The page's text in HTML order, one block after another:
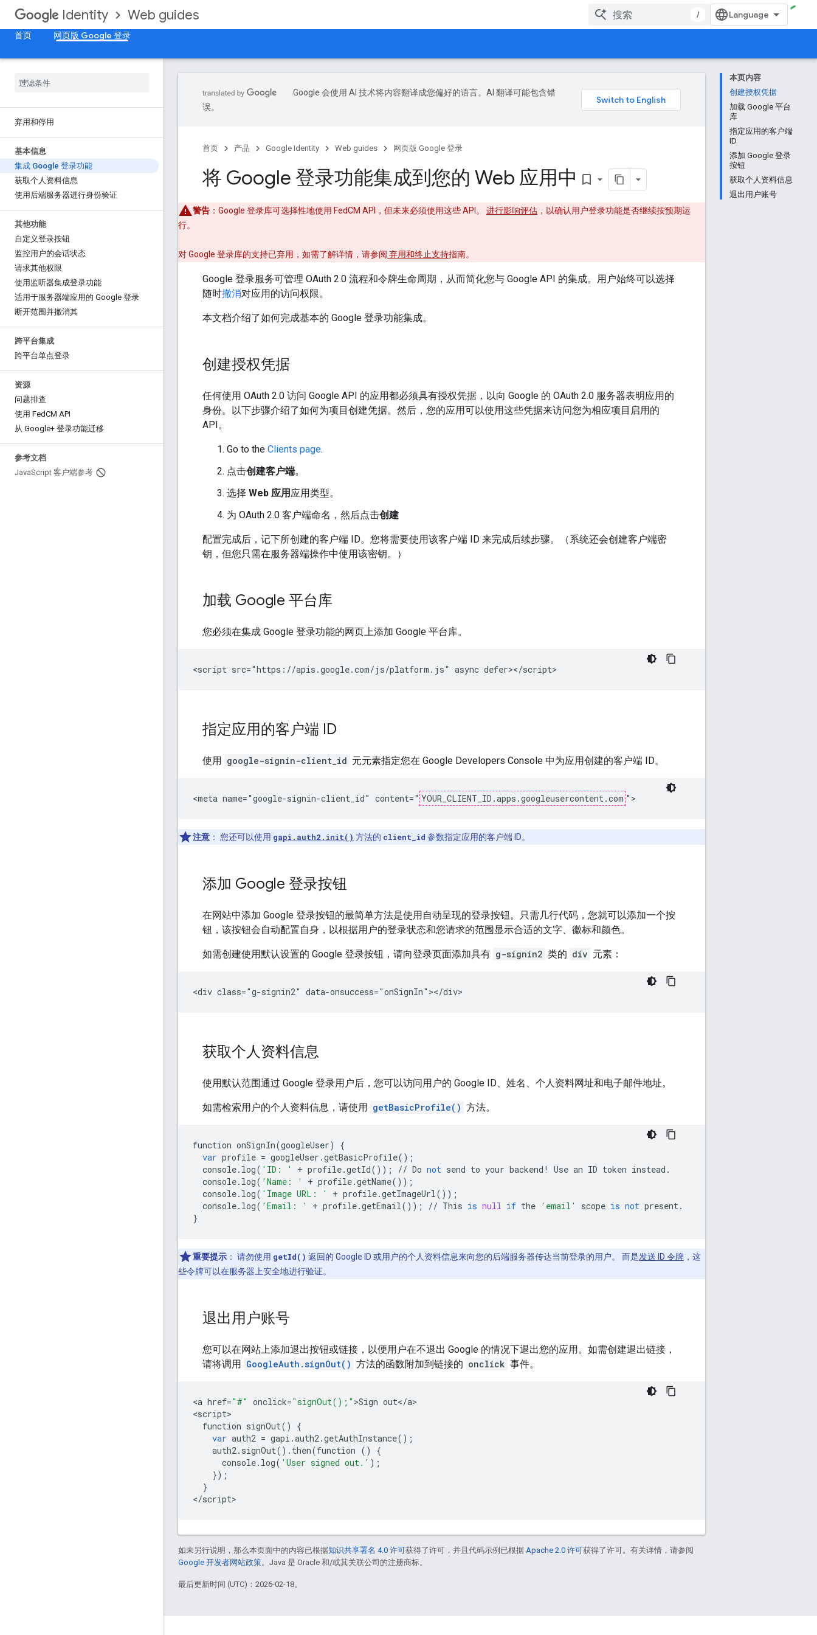
Identity Web guides
/
首页
网页版 Google 登录
弃用和停用
基本信息
集成 Google 登录功能
获取个人资料信息
使用后端服务器进行身份验证
其他功能
自定义登录按钮
监控用户的会话状态
请求其他权限
使用监听器集成登录功能
适用于服务器端应用的 Google 登录
断开范围并撤消其
跨平台集成
跨平台单点登录
资源
问题排查
使用 FedCM API
从 Google+ 登录功能迁移
参考文档
JavaScript 客户端参考
本页内容
创建授权凭据
加载 Google 平台
库
指定应用的客户端
ID
添加 Google 登录
按钮
获取个人资料信息
退出用户账号
Google 会使用 AI 技术将内容翻译成您偏好的语言。AI 翻译可能包含错
误。
首页 产品 Google Identity Web guides 网页版 Google 登录
将 Google 登录功能集成到您的 Web 应用中 bookmark_border
警告 ：Google 登录库可选择性地使用 FedCM API，但未来必须使用这些 API。 进行影响评估 ，以确认用户登录功能是否继续按预期运
行。
对 Google 登录库的支持已弃用，如需了解详情，请参阅 弃用和终止支持指南。
Google 登录服务可管理 OAuth 2.0 流程和令牌生命周期，从而简化您与 Google API 的集成。用户始终可以选择
随时撤消对应用的访问权限。
本文档介绍了如何完成基本的 Google 登录功能集成。
创建授权凭据
任何使用 OAuth 2.0 访问 Google API 的应用都必须具有授权凭据，以向 Google 的 OAuth 2.0 服务器表明应用的
身份。以下步骤介绍了如何为项目创建凭据。然后，您的应用可以使用这些凭据来访问您为相应项目启用的
API。
Go to the Clients page.
点击创建客户端。
选择 Web 应用 应用类型。
为 OAuth 2.0 客户端命名，然后点击创建
配置完成后，记下所创建的客户端 ID。您将需要使用该客户端 ID 来完成后续步骤。（系统还会创建客户端密
钥，但您只需在服务器端操作中使用该密钥。）
加载 Google 平台库
您必须在集成 Google 登录功能的网页上添加 Google 平台库。
指定应用的客户端 ID
使用 google-signin-client_id 元元素指定您在 Google Developers Console 中为应用创建的客户端 ID。
<meta name="google-signin-client_id" content=" YOUR_CLIENT_ID.apps.googleusercontent.com ">
注意 ： 您还可以使用 gapi.auth2.init() 方法的 client_id 参数指定应用的客户端 ID。
添加 Google 登录按钮
在网站中添加 Google 登录按钮的最简单方法是使用自动呈现的登录按钮。只需几行代码，您就可以添加一个按
钮，该按钮会自动配置自身，以根据用户的登录状态和您请求的范围显示合适的文字、徽标和颜色。
如需创建使用默认设置的 Google 登录按钮，请向登录页面添加具有 g-signin2 类的 div 元素：
获取个人资料信息
使用默认范围通过 Google 登录用户后，您可以访问用户的 Google ID、姓名、个人资料网址和电子邮件地址。
如需检索用户的个人资料信息，请使用 getBasicProfile() 方法。
function onSignIn(googleUser)
{
var profile = googleUser .getBasicProfile();
console. log( 'ID: ' + profile.getId()); // Do not send to your backend ! Use an ID token instead .
console. log( 'Name: ' + profile.getName());
console. log( 'Image URL: ' + profile.getImageUrl());
console. log( 'Email: ' + profile.getEmail()); // This is null if the 'email' scope is not present.
}
重要提示 ： 请勿使用 getId() 返回的 Google ID 或用户的个人资料信息来向您的后端服务器传达当前登录的用户。 而是发送 ID 令牌 ，这
些令牌可以在服务器上安全地进行验证。
退出用户账号
您可以在网站上添加退出按钮或链接，以便用户在不退出 Google 的情况下退出您的应用。如需创建退出链接，
请将调用 GoogleAuth.signOut() 方法的函数附加到链接的 onclick 事件。
<a href="#" onclick="signOut();" >Sign out</a>
<script
function signOut()
{
var auth2 = gapi .auth2.getAuthInstance();
auth2. signOut() . then(function ()
{
console. log( 'User signed out.' );
});
}
</script
如未另行说明，那么本页面中的内容已根据知识共享署名 4.0 许可获得了许可，并且代码示例已根据 Apache 2.0 许可获得了许可。有关详情，请参阅
Google 开发者网站政策。Java 是 Oracle 和/或其关联公司的注册商标。
最后更新时间 (UTC)：2026-02-18。